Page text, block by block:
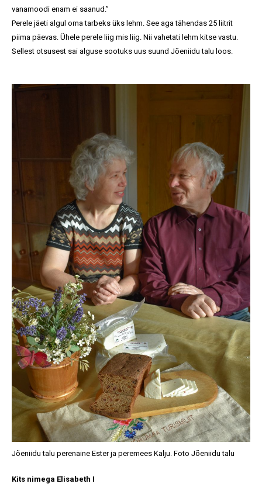
vanamoodi enam ei saanud.”
Perele jäeti algul oma tarbeks üks lehm. See aga tähendas 25 liitrit
piima päevas. Ühele perele liig mis liig. Nii vahetati lehm kitse vastu.
Sellest otsusest sai alguse sootuks uus suund Jõeniidu talu loos.
Jõeniidu talu perenaine Ester ja peremees Kalju. Foto Jõeniidu talu
Kits nimega Elisabeth I